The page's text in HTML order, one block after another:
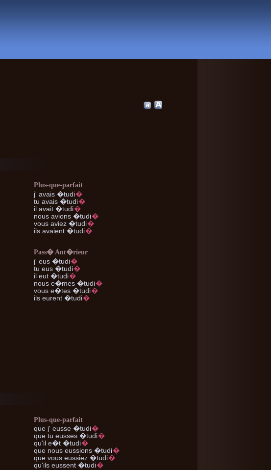
Plus-que-parfait
j' avais �tudi�
tu avais �tudi�
ilavait �tudi�
nousavions �tudi�
vousaviez �tudi�
ilsavaient �tudi�
Pass� Ant�rieur
j' eus �tudi�
tu eus �tudi�
ileut �tudi�
nouse�mes �tudi�
vouse�tes �tudi�
ilseurent �tudi�
Plus-que-parfait
que j' eusse �tudi�
que tu eusses �tudi�
qu'ile�t �tudi�
que nouseussions �tudi�
que vouseussiez �tudi�
qu'ilseussent �tudi�